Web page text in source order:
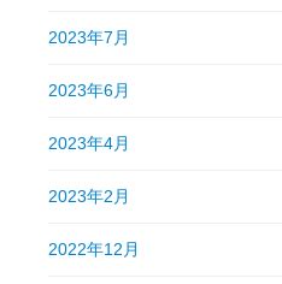
2023年7月
2023年6月
2023年4月
2023年2月
2022年12月